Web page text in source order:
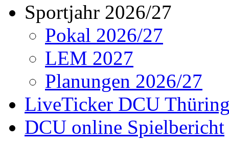
Sportjahr 2026/27
Pokal 2026/27
LEM 2027
Planungen 2026/27
LiveTicker DCU
DCU online Spielbericht